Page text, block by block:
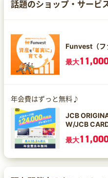
話題のショップ・サービ
Funvest（フ
最大
年会費はずっと無料♪
JCB
W/JCB
最大